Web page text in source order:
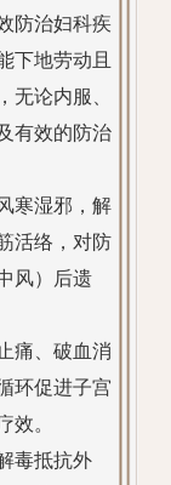
防治妇科疾
下地劳动且
无论内服、
有效的防治
寒湿邪，解
活络，对防
风）后遗
痛、破血消
环促进子宫
效。
毒抵抗外